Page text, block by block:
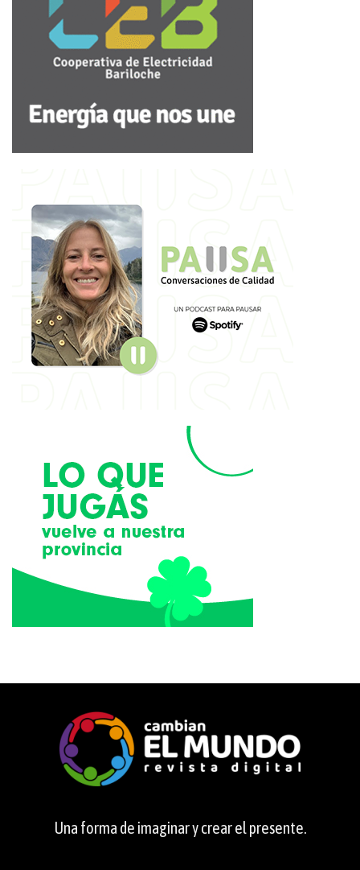
Una forma de imaginar y crear el presente.